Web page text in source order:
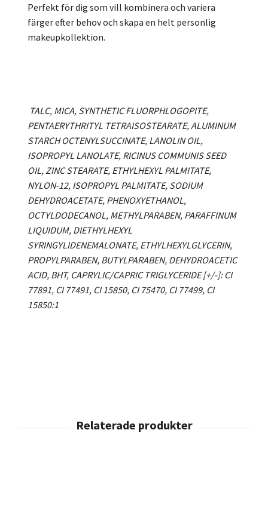
Perfekt för dig som vill kombinera och variera
färger efter behov och skapa en helt personlig
makeupkollektion.
TALC, MICA, SYNTHETIC FLUORPHLOGOPITE,
PENTAERYTHRITYL TETRAISOSTEARATE, ALUMINUM
STARCH OCTENYLSUCCINATE, LANOLIN OIL,
ISOPROPYL LANOLATE, RICINUS COMMUNIS SEED
OIL, ZINC STEARATE, ETHYLHEXYL PALMITATE,
NYLON-12, ISOPROPYL PALMITATE, SODIUM
DEHYDROACETATE, PHENOXYETHANOL,
OCTYLDODECANOL, METHYLPARABEN, PARAFFINUM
LIQUIDUM, DIETHYLHEXYL
SYRINGYLIDENEMALONATE, ETHYLHEXYLGLYCERIN,
PROPYLPARABEN, BUTYLPARABEN, DEHYDROACETIC
ACID, BHT, CAPRYLIC/CAPRIC TRIGLYCERIDE [+/-]: CI
77891, CI 77491, CI 15850, CI 75470, CI 77499, CI
15850:1